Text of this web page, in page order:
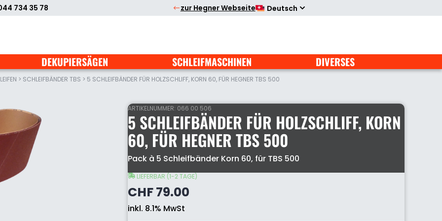
734 35 78 zur Hegner Webseite Deutsch
DEKUPIERSÄGEN SCHLEIFMASCHINEN DIVERSES
> SCHLEIFBÄNDER TBS > 5 SCHLEIFBÄNDER FÜR HOLZSCHLIFF, KORN 60, FÜR HEGNER TBS 500
ARTIKELNUMMER: 066 00 506
5 SCHLEIFBÄNDER FÜR HOLZSCHLIFF, KORN
60, FÜR HEGNER TBS 500
Pack à 5 Schleifbänder Korn 60, für TBS 500
LIEFERBAR (1-2 TAGE)
CHF79.00
inkl. 8.1% MwSt
5
für
Holzschliff,
Korn
für